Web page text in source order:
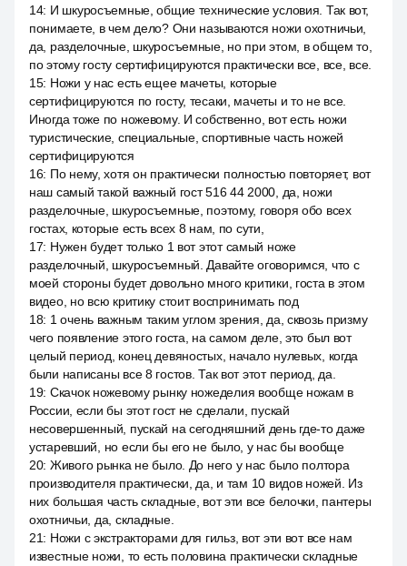
14: И шкуросъемные, общие технические условия. Так вот,
понимаете, в чем дело? Они называются ножи охотничьи,
да, разделочные, шкуросъемные, но при этом, в общем то,
по этому госту сертифицируются практически все, все, все.
15: Ножи у нас есть ещее мачеты, которые
сертифицируются по госту, тесаки, мачеты и то не все.
Иногда тоже по ножевому. И собственно, вот есть ножи
туристические, специальные, спортивные часть ножей
сертифицируются
16: По нему, хотя он практически полностью повторяет, вот
наш самый такой важный гост 516 44 2000, да, ножи
разделочные, шкуросъемные, поэтому, говоря обо всех
гостах, которые есть всех 8 нам, по сути,
17: Нужен будет только 1 вот этот самый ноже
разделочный, шкуросъемный. Давайте оговоримся, что с
моей стороны будет довольно много критики, госта в этом
видео, но всю критику стоит воспринимать под
18: 1 очень важным таким углом зрения, да, сквозь призму
чего появление этого госта, на самом деле, это был вот
целый период, конец девяностых, начало нулевых, когда
были написаны все 8 гостов. Так вот этот период, да.
19: Скачок ножевому рынку ножеделия вообще ножам в
России, если бы этот гост не сделали, пускай
несовершенный, пускай на сегодняшний день где-то даже
устаревший, но если бы его не было, у нас бы вообще
20: Живого рынка не было. До него у нас было полтора
производителя практически, да, и там 10 видов ножей. Из
них большая часть складные, вот эти все белочки, пантеры
охотничьи, да, складные.
21: Ножи с экстракторами для гильз, вот эти вот все нам
известные ножи, то есть половина практически складные